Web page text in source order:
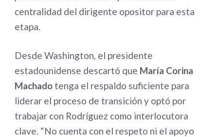
centralidad del dirigente opositor para esta
etapa.
Desde Washington, el presidente
estadounidense descartó que María Corina
Machado tenga el respaldo suficiente para
liderar el proceso de transición y optó por
trabajar con Rodríguez como interlocutora
clave. “No cuenta con el respeto ni el apoyo